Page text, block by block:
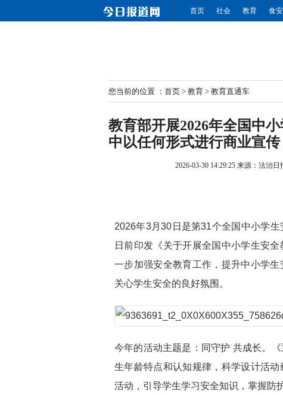
首页 社会 教育 食安
您当前的位置 ： 首页 > 教育 > 教育直通车
教育部开展2026年全国中
中以任何形式进行商业宣传
2026-03-30 14:29:25 来源：法治日
2026年3月30日是第31个全国中小学
日前印发《关于开展全国中小学生安
一步加强安全教育工作，提升中小学
关心学生安全的良好氛围。
今年的活动主题是：同守护 共成长。
生年龄特点和认知规律，科学设计活
活动，引导学生学习安全知识，掌握防